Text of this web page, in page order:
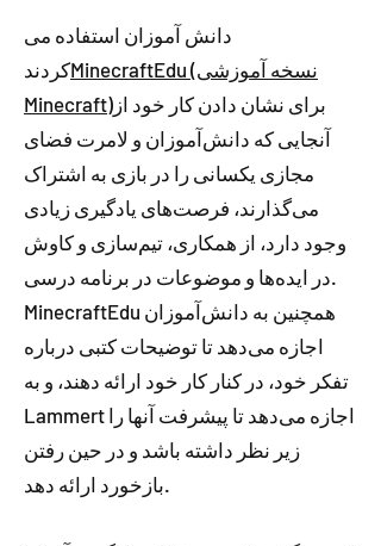
دانش آموزان استفاده می
کردندMinecraftEdu (نسخه آموزشی
Minecraft) برای نشان دادن کار خود از
آنجایی که دانش‌آموزان و لامرت فضای
مجازی یکسانی را در بازی به اشتراک
می‌گذارند، فرصت‌های یادگیری زیادی
وجود دارد، از همکاری، تیم‌سازی و کاوش
در ایده‌ها و موضوعات در برنامه درسی.
MinecraftEdu همچنین به دانش‌آموزان
اجازه می‌دهد تا توضیحات کتبی درباره
تفکر خود، در کنار کار خود ارائه دهند، و به
Lammert اجازه می‌دهد تا پیشرفت آنها را
زیر نظر داشته باشد و در حین رفتن
بازخورد ارائه دهد.